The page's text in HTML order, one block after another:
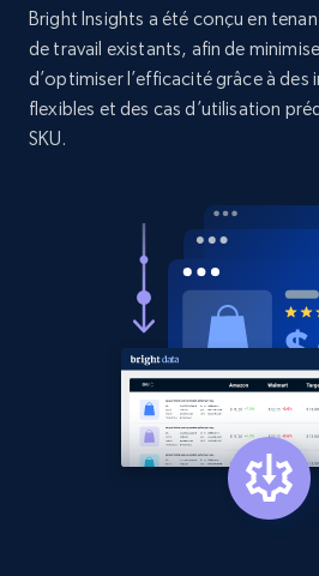
and more.
1.3K+ 176+
Target - Gather data on
specified keywords
URL, Product id, Title, Product
Rating, Reviews count, Initial
and more.
1.3K+ 176+
Target - Discover products
Bright Insights a été conçu en
de travail existants, afin de
d’optimiser l’efficacité grâce à
flexibles et des cas d’utilisation
SKU.